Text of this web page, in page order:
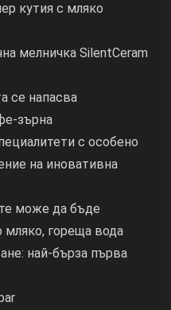
кутия с мляко
мелничка SilentCeram
се напасва
зърна
с особено
на иновативна
може да бъде
мляко, гореща вода
най-бърза първа